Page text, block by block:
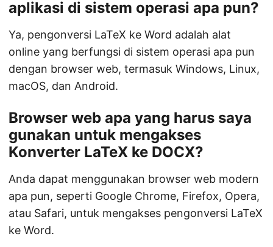
aplikasi di sistem operasi apa pun?
Ya, pengonversi LaTeX ke Word adalah alat
online yang berfungsi di sistem operasi apa pun
dengan browser web, termasuk Windows, Linux,
macOS, dan Android.
Browser web apa yang harus saya
gunakan untuk mengakses
Konverter LaTeX ke DOCX?
Anda dapat menggunakan browser web modern
apa pun, seperti Google Chrome, Firefox, Opera,
atau Safari, untuk mengakses pengonversi LaTeX
ke Word.